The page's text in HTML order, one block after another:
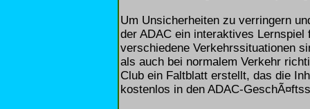
Um Unsicherheiten zu verringern
der ADAC ein interaktives
verschiedene Verkehrssituationen
als auch bei normalem Verkehr
Club ein Faltblatt erstellt, das die
kostenlos in den ADAC-